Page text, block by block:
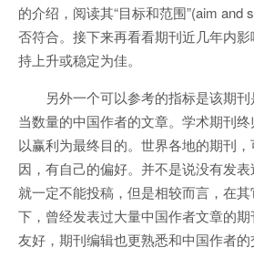
的介绍，阅读其“目标和范围”(aim and
否符合。接下来再看看期刊近几年内
持上升或稳定为佳。
另外一个可以参考的指标是该期
当数量的中国作者的文章。学术期刊
以赢利为最终目的。世界各地的期刊
因，有自己的偏好。并不是说没有发
就一定不能投稿，但是相较而言，在
下，曾经发表过大量中国作者文章的
友好，期刊编辑也更熟悉和中国作者的